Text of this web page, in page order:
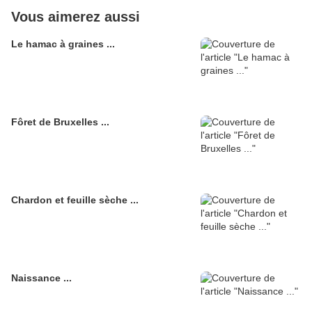
Vous aimerez aussi
Le hamac à graines ...
Fôret de Bruxelles ...
Chardon et feuille sèche ...
Naissance ...